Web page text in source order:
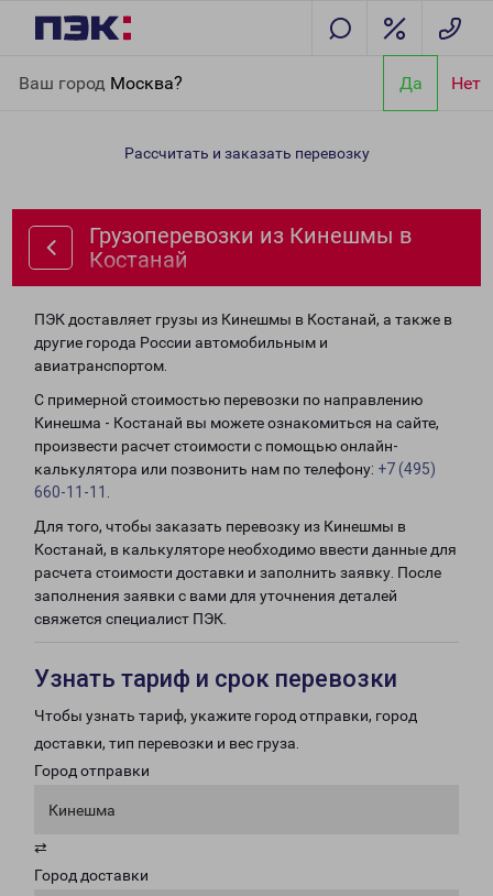
Ваш город Москва? Да Нет
Костанай
Рассчитать и заказать перевозку
Грузоперевозки из Кинешмы в
Костанай
ПЭК доставляет грузы из Кинешмы в Костанай, а также в
другие города России автомобильным и
авиатранспортом.
С примерной стоимостью перевозки по направлению
Кинешма - Костанай вы можете ознакомиться на сайте,
произвести расчет стоимости с помощью онлайн-
калькулятора или позвонить нам по телефону: +7 (495)
660-11-11
Для того, чтобы заказать перевозку из Кинешмы в
Костанай, в калькуляторе необходимо ввести данные для
расчета стоимости доставки и заполнить заявку. После
заполнения заявки с вами для уточнения деталей
свяжется специалист ПЭК.
Узнать тариф и срок перевозки
Чтобы узнать тариф, укажите город отправки, город
доставки, тип перевозки и вес груза.
Город отправки
Кинешма
⇄
Город доставки